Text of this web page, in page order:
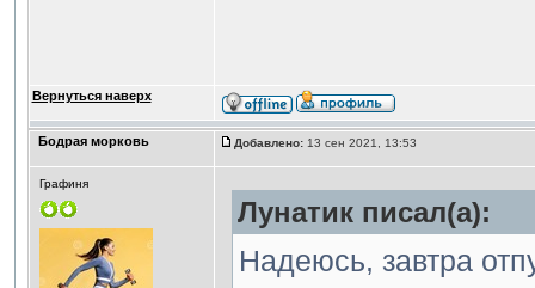
Вернуться наверх
Бодрая морковь Добавлено:13 сен 2021, 13:53
Графиня
Лунатик писал(а):
Надеюсь, завтра